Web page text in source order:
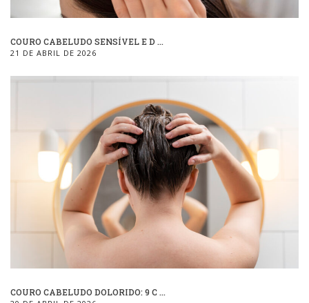
COURO CABELUDO SENSÍVEL E D ...
21 DE ABRIL DE 2026
COURO CABELUDO DOLORIDO: 9 C ...